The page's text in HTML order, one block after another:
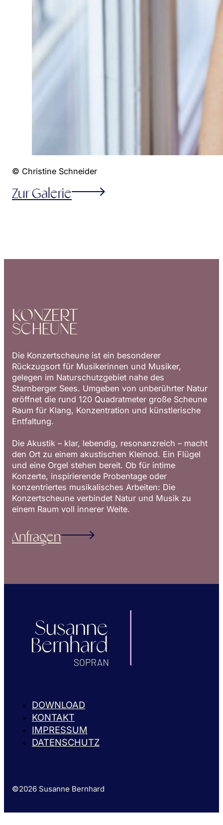
© Christine Schneider
Zur Galerie
KONZERT
SCHEUNE
Die Konzertscheune ist ein besonderer
Rückzugsort für Musikerinnen und Musiker,
gelegen im Naturschutzgebiet nahe des
Starnberger Sees. Umgeben von unberührter Natur
eröffnet die rund 120 Quadratmeter große Scheune
Raum für Klang, Konzentration und künstlerische
Entfaltung.
Die Akustik – klar, lebendig, resonanzreich – macht
den Ort zu einem akustischen Kleinod. Ein Flügel
und eine Orgel stehen bereit. Ob für intime
Konzerte, inspirierende Probentage oder
konzentriertes musikalisches Arbeiten: Die
Konzertscheune verbindet Natur und Musik zu
einem Raum voll innerer Weite.
Anfragen
DOWNLOAD
KONTAKT
IMPRESSUM
DATENSCHUTZ
©2026 Susanne Bernhard